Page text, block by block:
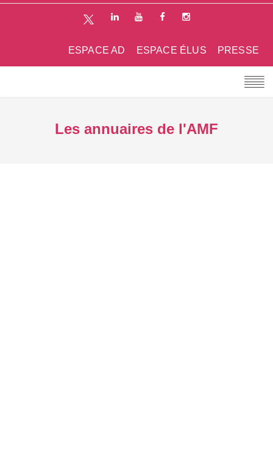
PRESSE
ESPACE ÉLUS
ESPACE AD
Les annuaires de l'AMF